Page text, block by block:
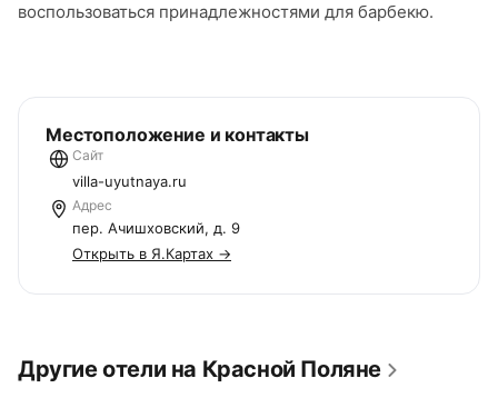
воспользоваться принадлежностями для барбекю.
Местоположение и контакты
Сайт
villa-uyutnaya.ru
Адрес
пер. Ачишховский, д. 9
Открыть в Я.Картах →
Другие отели на Красной Поляне